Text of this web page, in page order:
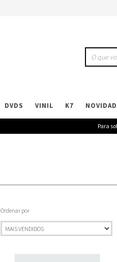
DVDS VINIL K7
Para
Ordenar por